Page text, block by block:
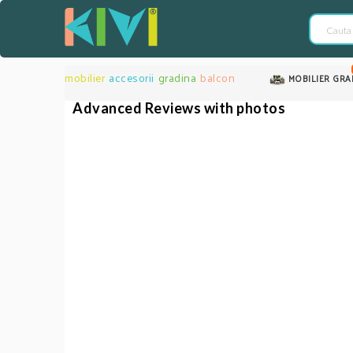
mobilier accesorii gradina balcon MOBILIER
Advanced Reviews with photos